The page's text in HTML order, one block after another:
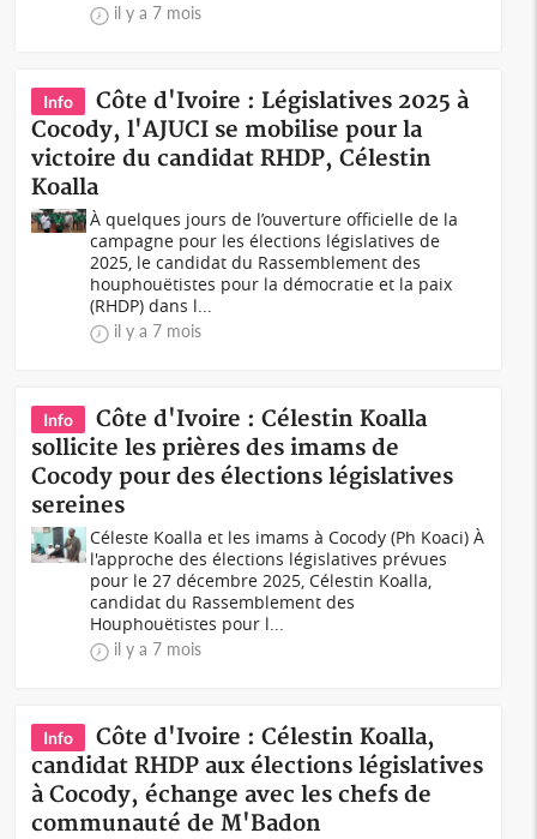
il y a 7 mois
Info
Côte d'Ivoire : Législatives 2025 à
Cocody, l'AJUCI se mobilise pour la
victoire du candidat RHDP, Célestin
Koalla
À quelques jours de l’ouverture officielle de la
campagne pour les élections législatives de
2025, le candidat du Rassemblement des
houphouëtistes pour la démocratie et la paix
(RHDP) dans l...
il y a 7 mois
Info
Côte d'Ivoire : Célestin Koalla
sollicite les prières des imams de
Cocody pour des élections législatives
sereines
Céleste Koalla et les imams à Cocody (Ph Koaci) À
l'approche des élections législatives prévues
pour le 27 décembre 2025, Célestin Koalla,
candidat du Rassemblement des
Houphouëtistes pour l...
il y a 7 mois
Info
Côte d'Ivoire : Célestin Koalla,
candidat RHDP aux élections législatives
à Cocody, échange avec les chefs de
communauté de M'Badon